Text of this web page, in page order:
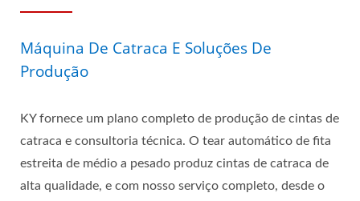
Máquina De Catraca E Soluções De
Produção
KY fornece um plano completo de produção de cintas de
catraca e consultoria técnica. O tear automático de fita
estreita de médio a pesado produz cintas de catraca de
alta qualidade, e com nosso serviço completo, desde o